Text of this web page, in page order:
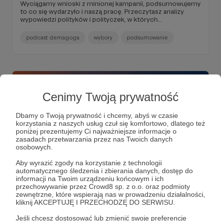
Cenimy Twoją prywatność
Dbamy o Twoją prywatność i chcemy, abyś w czasie
korzystania z naszych usług czuł się komfortowo, dlatego też
poniżej prezentujemy Ci najważniejsze informacje o
zasadach przetwarzania przez nas Twoich danych
osobowych.
Aby wyrazić zgody na korzystanie z technologii
automatycznego śledzenia i zbierania danych, dostęp do
informacji na Twoim urządzeniu końcowym i ich
przechowywanie przez Crowd8 sp. z o.o. oraz podmioty
zewnętrzne, które wspierają nas w prowadzeniu działalności,
kliknij AKCEPTUJĘ I PRZECHODZĘ DO SERWISU.
Jeśli chcesz dostosować lub zmienić swoje preferencje
Wyciągamy wnioski z minionej kampanii, podsumowujemy
to co się wydarzyło i naszą pracę. Przeczytasz analizy
wypowiedzi polityków i polityczek, w których
kadencję Sejmu? Pakt migracyjny w Rumunii? Onet do
likwidacji? I co z Funduszem Medycznym? Dla Ciebie
podcast demagoga wybory podsumowanie
06.06.2025 ● Brak komentarzy
Aktualności 1#22
to co się wydarzyło i naszą pracę. Przeczytasz analizy